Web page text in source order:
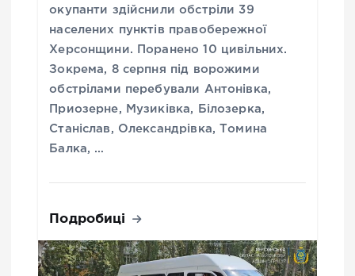
окупанти здійснили обстріли 39
населених пунктів правобережної
Херсонщини. Поранено 10 цивільних.
Зокрема, 8 серпня під ворожими
обстрілами перебували Антонівка,
Приозерне, Музиківка, Білозерка,
Станіслав, Олександрівка, Томина
Балка, …
Подробиці